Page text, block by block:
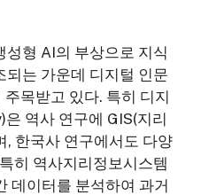
성형 AI의 부상으로 지식
되는 가운데 디지털 인문
목받고 있다. 특히 디지
역사 연구에 GIS(지리
, 한국사 연구에서도 다양
히 역사지리정보시스템
데이터를 분석하여 과거